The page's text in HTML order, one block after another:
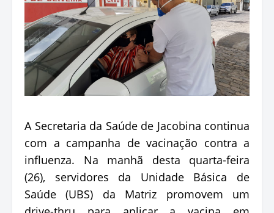
A Secretaria da Saúde de Jacobina continua
com a campanha de vacinação contra a
influenza. Na manhã desta quarta-feira
(26), servidores da Unidade Básica de
Saúde (UBS) da Matriz promovem um